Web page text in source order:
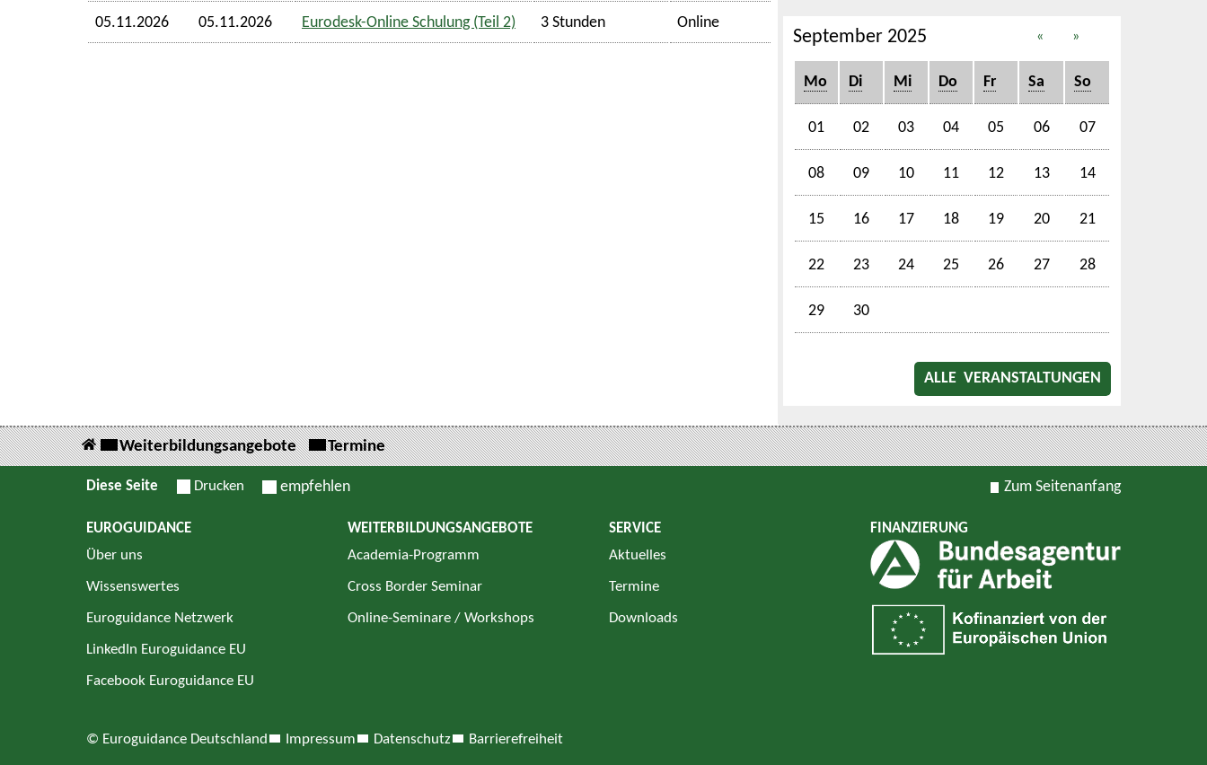
05.11.2026 05.11.2026 Eurodesk-Online Schulung (Teil 2) 3 Stunden Online
September 2025 « »
Mo Di Mi Do Fr Sa So
01 02 03 04 05 06 07
08 09 10 11 12 13 14
15 16 17 18 19 20 21
22 23 24 25 26 27 28
29 30
ALLE VERANSTALTUNGEN
Weiterbildungsangebote Termine
Diese Seite Drucken empfehlen Zum Seitenanfang
EUROGUIDANCE
Über uns
Wissenswertes
Euroguidance Netzwerk
LinkedIn Euroguidance EU
Facebook Euroguidance EU
WEITERBILDUNGSANGEBOTE
Academia-Programm
Cross Border Seminar
Online-Seminare / Workshops
SERVICE
Aktuelles
Termine
Downloads
FINANZIERUNG
© Euroguidance Deutschland Impressum Datenschutz Barrierefreiheit